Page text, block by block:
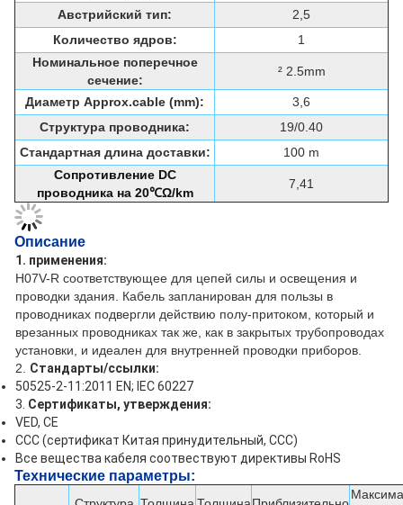
Австрийский тип:
2,5
Количество ядров:
1
Номинальное поперечное
сечение:
² 2.5mm
Диаметр Approx.cable (mm):
3,6
Структура проводника:
19/0.40
Стандартная длина доставки:
100 m
Сопротивление DC
проводника на 20℃Ω/km
7,41
Описание
1. применения:
H07V-R соответствующее для цепей силы и освещения и
проводки здания. Кабель запланирован для пользы в
проводниках подвергли действию полу-притоком, который и
врезанных проводниках так же, как в закрытых трубопроводах
установки, и идеален для внутренней проводки приборов.
2.Стандарты/ссылки:
50525-2-11:2011 EN; IEC 60227
3. Сертификаты, утверждения:
VED, CE
CCC (сертификат Китая принудительный, CCC)
Все вещества кабеля соотвествуют директивы RoHS
Технические параметры:
Тип
Структура
проводника
Толщина
изоляцииоболочкидиаметр кабеля